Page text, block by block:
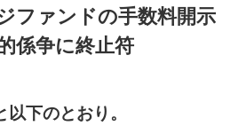
ファンドの手数料開示
係争に終止符
下のとおり。